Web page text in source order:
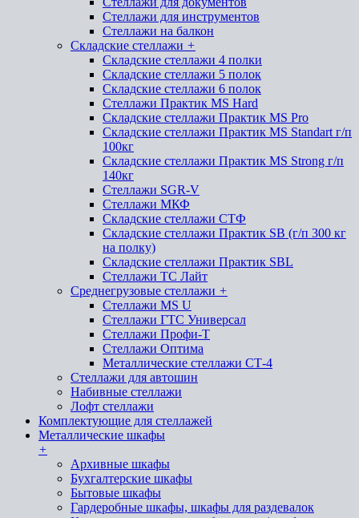
Стеллажи для инструментов
Стеллажи на балкон
Складские стеллажи +
Складские стеллажи 4 полки
Складские стеллажи 5 полок
Складские стеллажи 6 полок
Стеллажи Практик MS Hard
Складские стеллажи Практик MS Pro
Складские стеллажи Практик MS Standart г/п
100кг
Складские стеллажи Практик MS Strong г/п
140кг
Стеллажи SGR-V
Стеллажи МКФ
Складские стеллажи СТФ
Складские стеллажи Практик SB (г/п 300 кг
на полку)
Складские стеллажи Практик SBL
Стеллажи ТС Лайт
Среднегрузовые стеллажи +
Стеллажи MS U
Стеллажи ГТС Универсал
Стеллажи Профи-Т
Стеллажи Оптима
Металлические стеллажи СТ-4
Стеллажи для автошин
Набивные стеллажи
Лофт стеллажи
Комплектующие для стеллажей
Металлические шкафы
+
Архивные шкафы
Бухгалтерские шкафы
Бытовые шкафы
Гардеробные шкафы, шкафы для раздевалок